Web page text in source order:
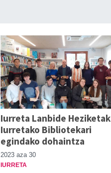
Iurreta Lanbide Heziketak
Iurretako Bibliotekari
egindako dohaintza
2023 aza 30
IURRETA